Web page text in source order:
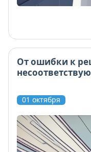
От ошибки к
01 октября